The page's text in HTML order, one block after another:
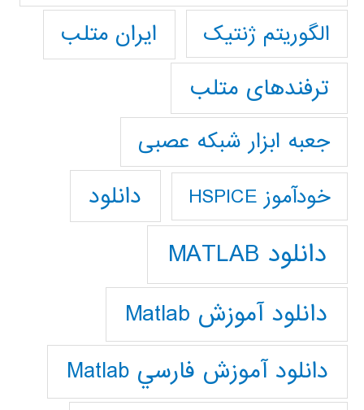
الگوریتم ژنتیک
ایران متلب
ترفندهای متلب
جعبه ابزار شبکه عصبی
خودآموز HSPICE دانلود
دانلود MATLAB
دانلود آموزش Matlab
دانلود آموزش فارسي Matlab